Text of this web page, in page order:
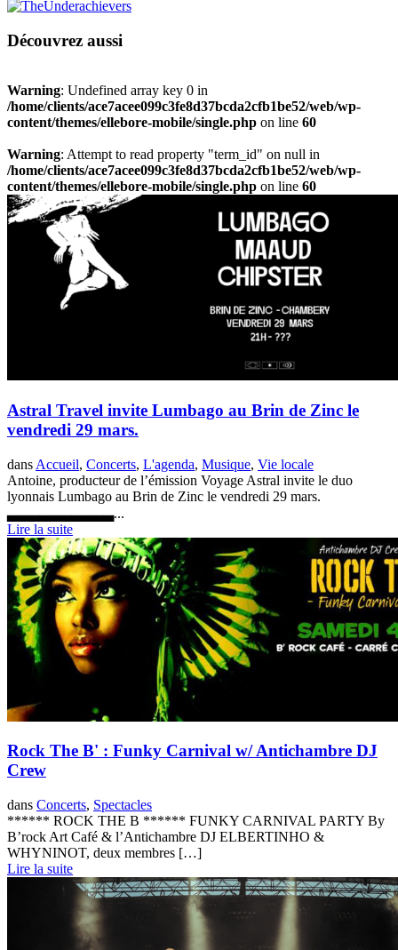
Découvrez aussi
Warning: Undefined array key 0 in
/home/clients/ace7acee099c3fe8d37bcda2cfb1be52/web/wp-
content/themes/ellebore-mobile/single.php on line 60
Warning: Attempt to read property "term_id" on null in
/home/clients/ace7acee099c3fe8d37bcda2cfb1be52/web/wp-
content/themes/ellebore-mobile/single.php on line 60
Astral Travel invite Lumbago au Brin de Zinc le
vendredi 29 mars.
dans Accueil, Concerts, L'agenda, Musique, Vie locale
Antoine, producteur de l’émission Voyage Astral invite le duo
lyonnais Lumbago au Brin de Zinc le vendredi 29 mars.
▃▃▃▃▃▃▃▃▃▃...
Lire la suite
Rock The B' : Funky Carnival w/ Antichambre DJ
Crew
dans Concerts, Spectacles
****** ROCK THE B ****** FUNKY CARNIVAL PARTY By
B’rock Art Café & l’Antichambre DJ ELBERTINHO &
WHYNINOT, deux membres […]
Lire la suite